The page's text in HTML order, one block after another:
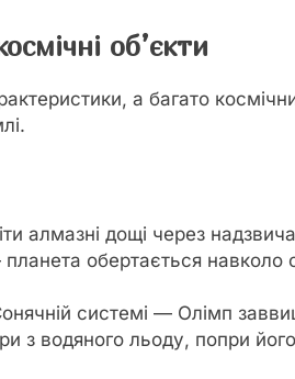
об’єкти
а багато
алмазні дощі через
обертається навколо
системі — Олімп
з водяного льоду, попри